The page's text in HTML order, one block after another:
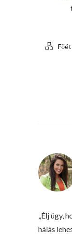
„Élj úgy,
hálás